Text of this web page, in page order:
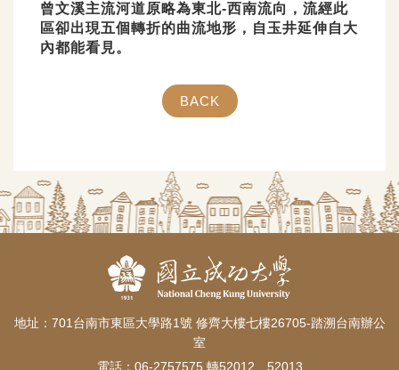
曾文溪主流河道原略為東北-西南流向，流經此
區卻出現五個轉折的曲流地形，自玉井延伸自大
內都能看見。
BACK
地址：701台南市東區大學路1號 修齊大樓七樓26705-踏溯台南辦公
室
電話：06-2757575 轉52012、52013